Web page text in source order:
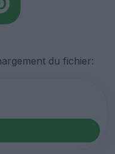
du fichier: